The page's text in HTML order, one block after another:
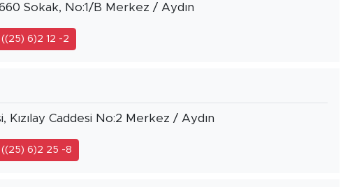
Sokak, No:1/B Merkez / Aydın
6)2 12 -2
Kızılay Caddesi No:2 Merkez / Aydın
6)2 25 -8